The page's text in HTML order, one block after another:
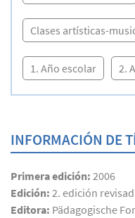
Clases artísticas-
1. Año escolar 2.
INFORMACIÓN DE
Primera edición: 2006
Edición: 2. edición
Editora: Pädagogische